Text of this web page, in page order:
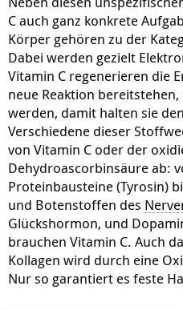
C auch ganz konkrete
Körper gehören zu der
Dabei werden gezielt
Vitamin C regenerieren die
neue Reaktion
werden, damit halten sie
Verschiedene dieser
von Vitamin C oder der
Dehydroascorbinsäure ab:
Proteinbausteine (Tyrosin)
und Botenstoffen des
Glückshormon, und
brauchen Vitamin C. Auch
Kollagen wird durch eine
Nur so garantiert es feste